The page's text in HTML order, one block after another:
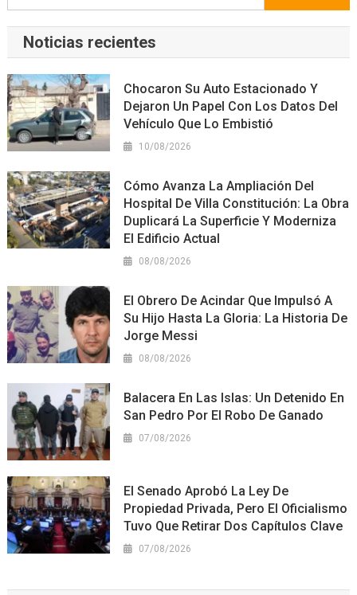
Noticias recientes
Chocaron Su Auto Estacionado Y
Dejaron Un Papel Con Los Datos Del
Vehículo Que Lo Embistió
10/08/2026
Cómo Avanza La Ampliación Del
Hospital De Villa Constitución: La Obra
Duplicará La Superficie Y Moderniza
El Edificio Actual
08/08/2026
El Obrero De Acindar Que Impulsó A
Su Hijo Hasta La Gloria: La Historia De
Jorge Messi
08/08/2026
Balacera En Las Islas: Un Detenido En
San Pedro Por El Robo De Ganado
07/08/2026
El Senado Aprobó La Ley De
Propiedad Privada, Pero El Oficialismo
Tuvo Que Retirar Dos Capítulos Clave
07/08/2026